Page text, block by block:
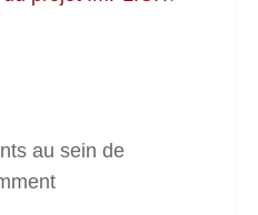
au sein de